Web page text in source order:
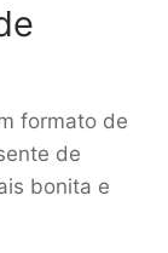
formato de
de
bonita e